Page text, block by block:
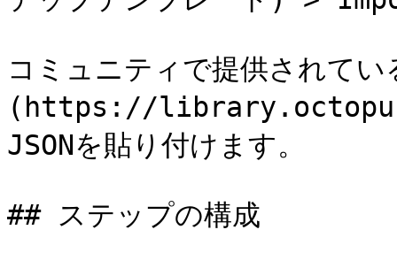
コミュニティで提供されて
(https://
JSONを貼り付けます。
## ステップの構成